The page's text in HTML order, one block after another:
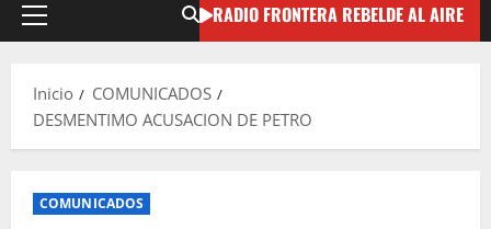
Menú
RADIO FRONTERA REBELDE AL AIRE
Inicio
COMUNICADOS
DESMENTIMO ACUSACION DE PETRO
COMUNICADOS